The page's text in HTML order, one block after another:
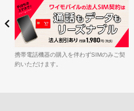
携帯電話機器の購入を伴わずSIMのみご契
約いただけます。